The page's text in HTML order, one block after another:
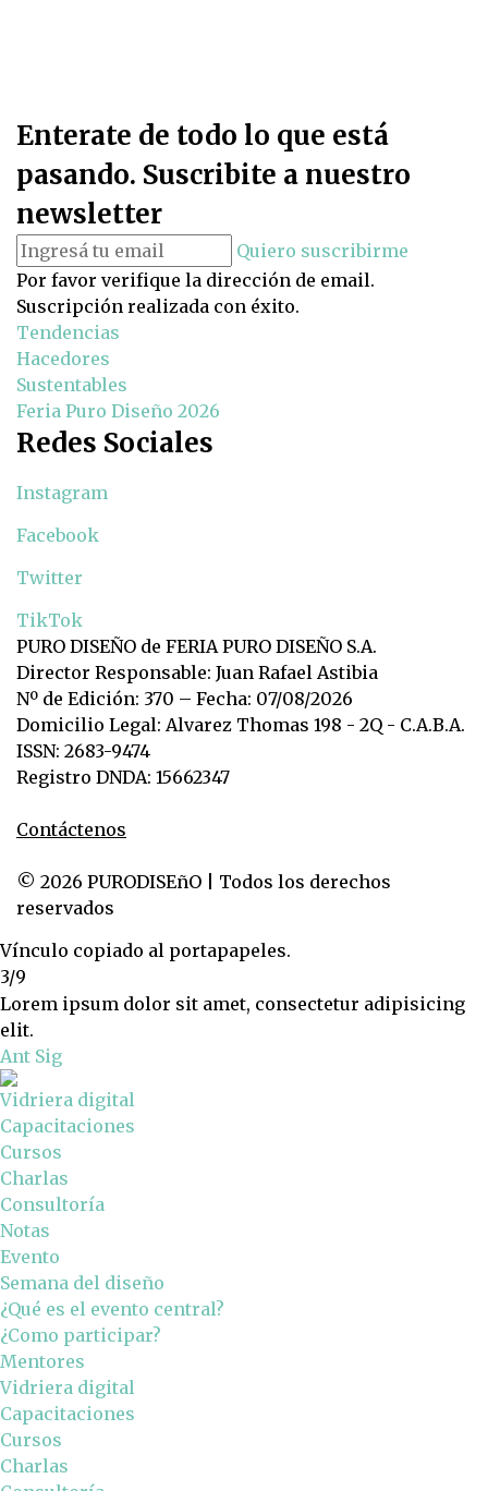
Enterate de todo lo que está
pasando. Suscribite a nuestro
newsletter
Quiero suscribirme
Por favor verifique la dirección de email.
Suscripción realizada con éxito.
Tendencias
Hacedores
Sustentables
Feria Puro Diseño 2026
Redes Sociales
Instagram
Facebook
Twitter
TikTok
PURO DISEÑO de FERIA PURO DISEÑO S.A.
Director Responsable: Juan Rafael Astibia
Nº de Edición: 370 – Fecha: 07/08/2026
Domicilio Legal: Alvarez Thomas 198 - 2Q - C.A.B.A.
ISSN: 2683-9474
Registro DNDA: 15662347
Contáctenos
© 2026 PURODISEñO | Todos los derechos
reservados
Vínculo copiado al portapapeles.
3/9
Lorem ipsum dolor sit amet, consectetur adipisicing
elit.
Ant Sig
Vidriera digital
Capacitaciones
Cursos
Charlas
Consultoría
Notas
Evento
Semana del diseño
¿Qué es el evento central?
¿Como participar?
Mentores
Vidriera digital
Capacitaciones
Cursos
Charlas